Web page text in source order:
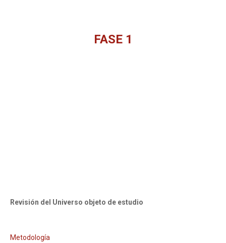
FASE 1
Revisión del Universo objeto de estudio
Metodología